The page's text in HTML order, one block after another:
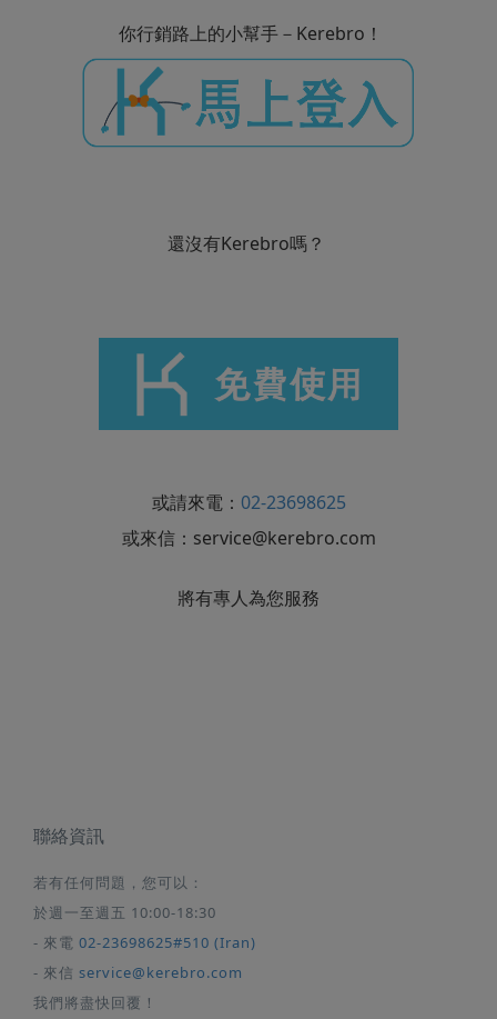
你行銷路上的小幫手－Kerebro！
還沒有Kerebro嗎？
或請來電： 02-23698625
或來信： service@kerebro.com
將有專人為您服務
聯絡資訊
若有任何問題，您可以：
於週一至週五 10:00-18:30
- 來電 02-23698625#510 (Iran)
- 來信 service@kerebro.com
我們將盡快回覆！